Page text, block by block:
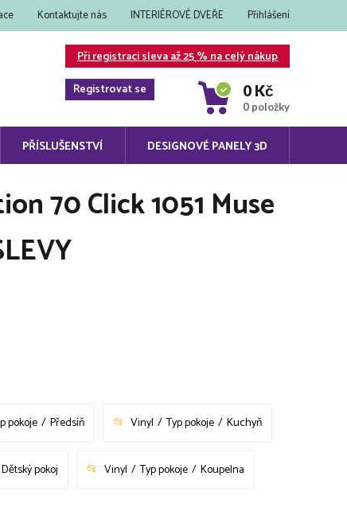
Kontaktujte nás INTERIÉROVÉ DVEŘE Přihlášení
Při registraci sleva až 25 % na celý nákup
Registrovat se
0 Kč
0 položky
PŘÍSLUŠENSTVÍ DESIGNOVÉ PANELY 3D
70 Click 1051 Muse
pokoje Předsíň Vinyl Typ pokoje Kuchyň
Dětský pokoj Vinyl Typ pokoje Koupelna